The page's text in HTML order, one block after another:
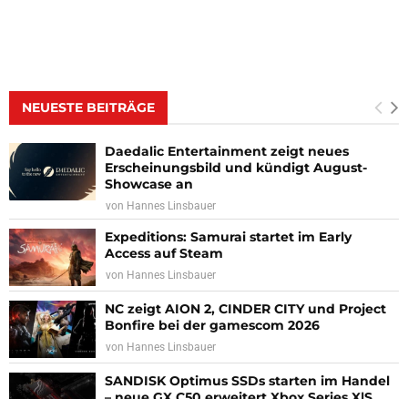
NEUESTE BEITRÄGE
Daedalic Entertainment zeigt neues
Erscheinungsbild und kündigt August-
Showcase an
von Hannes Linsbauer
Expeditions: Samurai startet im Early
Access auf Steam
von Hannes Linsbauer
NC zeigt AION 2, CINDER CITY und Project
Bonfire bei der gamescom 2026
von Hannes Linsbauer
SANDISK Optimus SSDs starten im Handel